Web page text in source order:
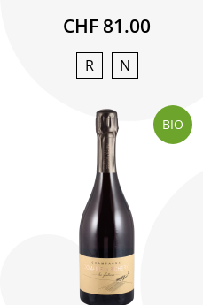
CHF 81.00
R N
BIO